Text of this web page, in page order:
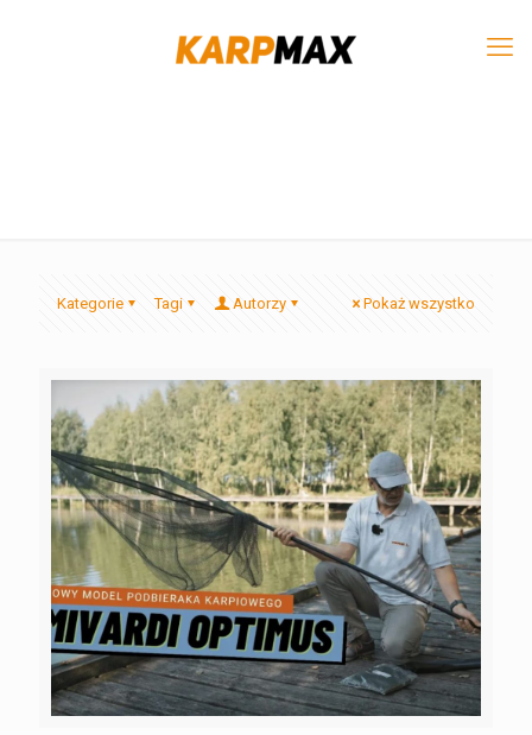
Kategorie Tagi Autorzy Pokaż wszystko